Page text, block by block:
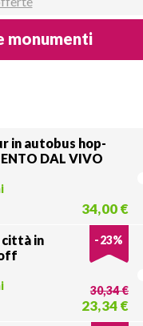
monumenti
in autobus hop-
DAL VIVO
34,00 €
città in
-23%
30,34 €
23,34 €